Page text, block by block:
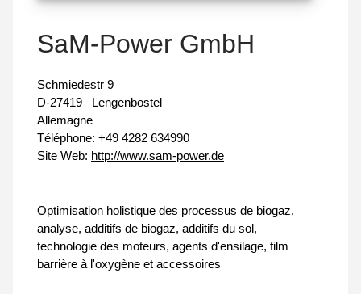
SaM-Power GmbH
Schmiedestr 9
D-27419
Lengenbostel
Allemagne
Téléphone: +49 4282 634990
Site Web: http://www.sam-power.de
Optimisation holistique des processus de biogaz,
analyse, additifs de biogaz, additifs du sol,
technologie des moteurs, agents d'ensilage, film
barrière à l'oxygène et accessoires